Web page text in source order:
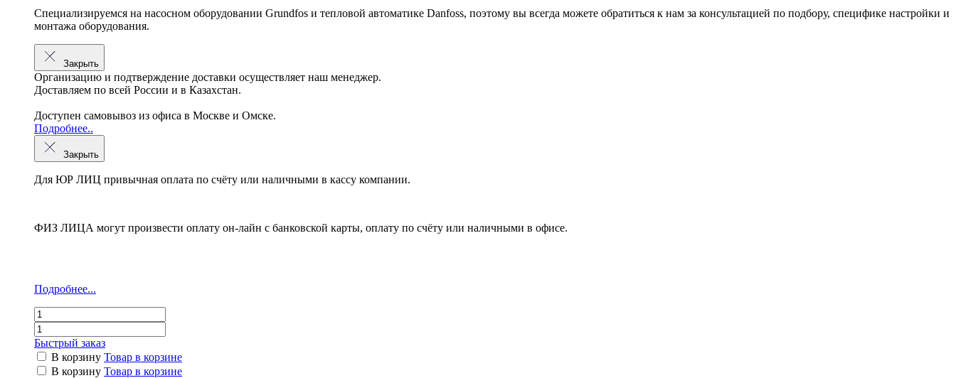
Специализируемся на насосном оборудовании Grundfos и тепловой автоматике Danfoss, поэтому вы всегда можете обратиться к нам за консультацией по подбору, специфике настройки и
монтажа оборудования.
Закрыть
Организацию и подтверждение доставки осуществляет наш менеджер.
Доставляем по всей России и в Казахстан.
Доступен самовывоз из офиса в Москве и Омске.
Подробнее..
Закрыть
Для ЮР ЛИЦ привычная оплата по счёту или наличными в кассу компании.
ФИЗ ЛИЦА могут произвести оплату он-лайн с банковской карты, оплату по счёту или наличными в офисе.
Подробнее...
Быстрый заказ
В корзину Товар в корзине
В корзину Товар в корзине